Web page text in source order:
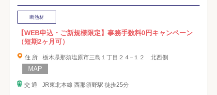
断熱材
【WEB申込・ご新規様限定】事務手数料0円キャンペーン
（短期2ヶ月可）
住 所 栃木県那須塩原市三島１丁目２４−１２ 北西側
交 通 JR東北本線 西那須野駅 徒歩25分